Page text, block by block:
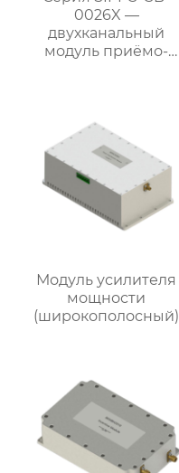
0026X —
двухканальный
модуль приёмо-
Модуль усилителя
мощности
(широкополосный)